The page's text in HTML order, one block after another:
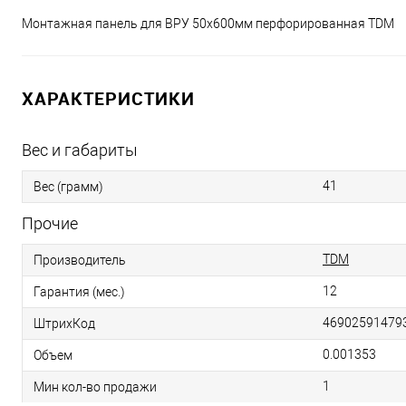
Монтажная панель для ВРУ 50х600мм перфорированная TDM
ХАРАКТЕРИСТИКИ
Вес и габариты
Вес (грамм) 41
Прочие
Производитель TDM
Гарантия (мес.) 12
ШтрихКод
Объем 0.001353
Мин кол-во продажи 1